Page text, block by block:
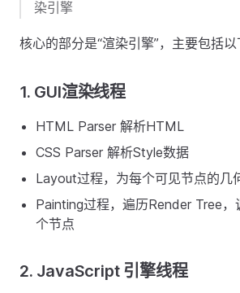
染引擎
核心的部分是“渲染引擎”，主要包括以
1. GUI渲染线程
HTML Parser 解析HTML
CSS Parser 解析Style数据
Layout过程，为每个可见节点的几
Painting过程，遍历Render Tree
个节点
2. JavaScript 引擎线程